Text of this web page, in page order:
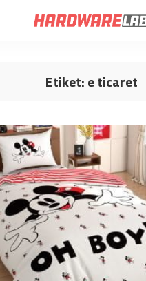
Etiket:e ticaret